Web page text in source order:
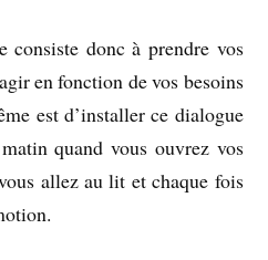
consiste donc à prendre vos
en fonction de vos besoins
est d’installer ce dialogue
quand vous ouvrez vos
allez au lit et chaque fois